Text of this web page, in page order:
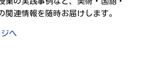
関連情報を随時お届けします。
へ